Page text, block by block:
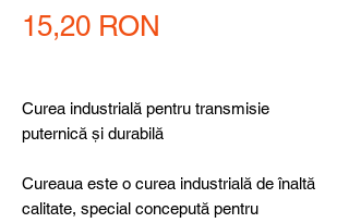
15,20 RON
Curea industrială pentru transmisie
puternică și durabilă
Cureaua este o curea industrială de înaltă
calitate, special concepută pentru